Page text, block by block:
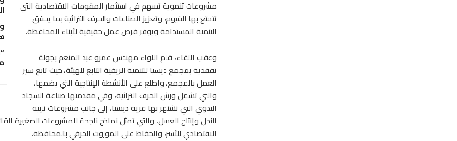
مشروعات تنموية تسهم في استثمار المقومات الاقتصادية التي
تتمتع بها الفيوم، وتعزيز الصناعات والحرف التراثية بما يحقق
التنمية المستدامة ويوفر فرص عمل حقيقية لأبناء المحافظة.
وعقب اللقاء، قام اللواء مهندس عمرو عبد المنعم بجولة
تفقدية بمجمع ديسيا للتنمية الريفية التابع للهيئة، حيث تابع سير
العمل بالمجمع، واطلع على الأنشطة الإنتاجية التي يضمها،
والتي تشمل ورش الحرف التراثية، وفي مقدمتها صناعة السجاد
اليدوي التي تشتهر بها قرية ديسيا، إلى جانب مشروعات تربية
النحل وإنتاج العسل، والتي تمثل نماذج ناجحة للمشروعات الصغيرة
الاقتصادي للأسر، والحفاظ على الموروث الحرفي بالمحافظة.